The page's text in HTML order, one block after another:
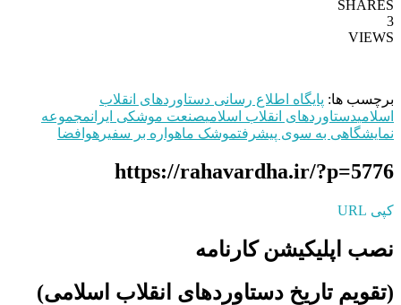
SHARES
3
VIEWS
برچسب ها: پایگاه اطلاع رسانی دستاوردهای انقلاب
اسلامیدستاوردهای انقلاب اسلامیصنعت موشکی ایرانمجموعه
نمایشگاهی به سوی پیشرفتموشک ماهواره‌ بر سفیر هوافضا
https://rahavardha.ir/?p=5776
کپی URL
نصب اپلیکیشن کارنامه
(تقویم تاریخ دستاوردهای انقلاب اسلامی​)